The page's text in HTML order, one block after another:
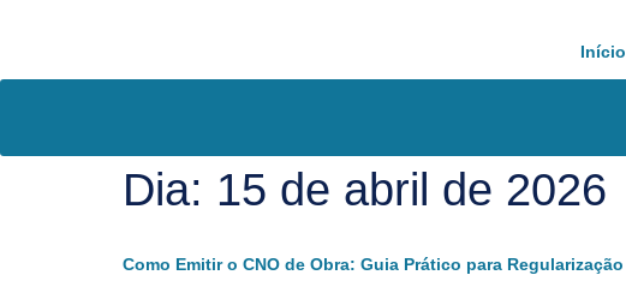
Início
Dia: 15 de abril de 2026
Como Emitir o CNO de Obra: Guia Prático para Regularização